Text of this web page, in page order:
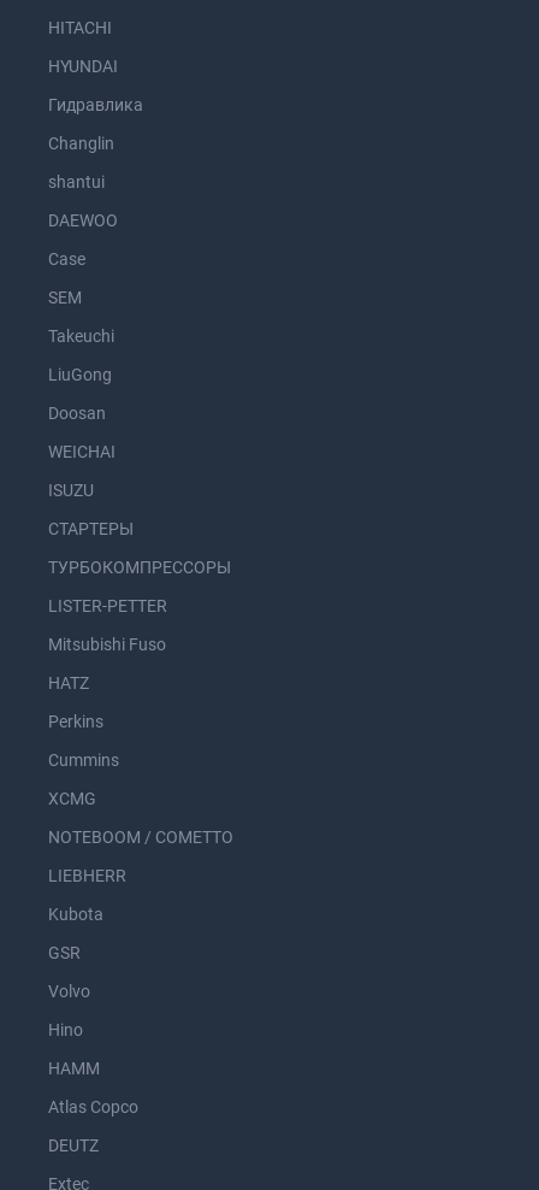
HITACHI
HYUNDAI
Гидравлика
Changlin
shantui
DAEWOO
Case
SEM
Takeuchi
LiuGong
Doosan
WEICHAI
ISUZU
СТАРТЕРЫ
ТУРБОКОМПРЕССОРЫ
LISTER-PETTER
Mitsubishi Fuso
HATZ
Perkins
Cummins
XCMG
NOTEBOOM / COMETTO
LIEBHERR
Kubota
GSR
Volvo
Hino
HAMM
Atlas Copco
DEUTZ
Extec